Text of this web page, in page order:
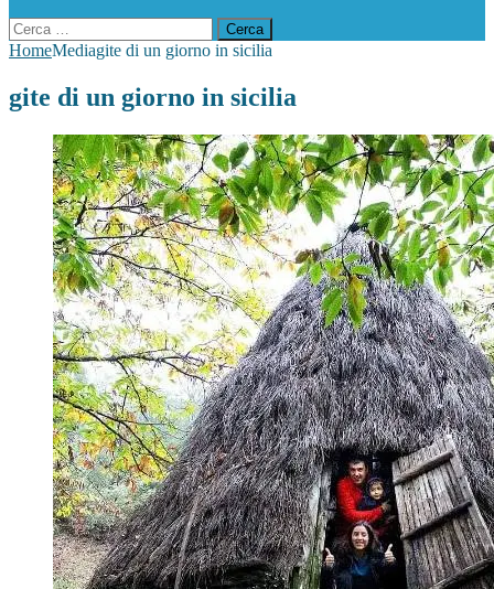
Ricerca
per:
HomeMediagite di un giorno in sicilia
gite di un giorno in sicilia